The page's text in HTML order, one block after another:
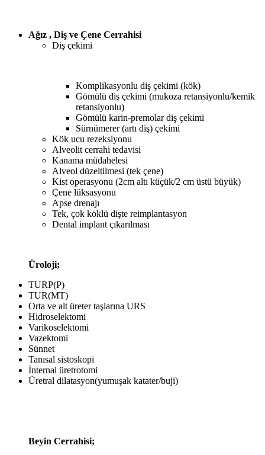
Ağız , Diş ve Çene Cerrahisi
Diş çekimi
Komplikasyonlu diş çekimi (kök)
Gömülü diş çekimi (mukoza retansiyonlu/kemik
retansiyonlu)
Gömülü karin-premolar diş çekimi
Sürnümerer (artı diş) çekimi
Kök ucu rezeksiyonu
Alveolit cerrahi tedavisi
Kanama müdahelesi
Alveol düzeltilmesi (tek çene)
Kist operasyonu (2cm altı küçük/2 cm üstü büyük)
Çene lüksasyonu
Apse drenajı
Tek, çok köklü dişte reimplantasyon
Dental implant çıkarılması
Üroloji;
TURP(P)
TUR(MT)
Orta ve alt üreter taşlarına URS
Hidroselektomi
Varikoselektomi
Vazektomi
Sünnet
Tanısal sistoskopi
İnternal üretrotomi
Üretral dilatasyon(yumuşak katater/buji)
Beyin Cerrahisi;